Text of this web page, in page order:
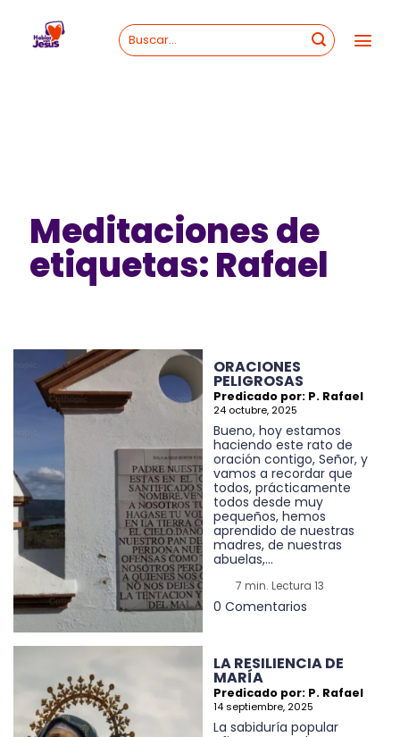
content
Meditaciones de
etiquetas: Rafael
ORACIONES
PELIGROSAS
Predicado por: P. Rafael
24 octubre, 2025
Bueno, hoy estamos
haciendo este rato de
oración contigo, Señor, y
vamos a recordar que
todos, prácticamente
todos desde muy
pequeños, hemos
aprendido de nuestras
madres, de nuestras
abuelas,...
7 min. Lectura 13
0 Comentarios
LA RESILIENCIA DE
MARÍA
Predicado por: P. Rafael
14 septiembre, 2025
La sabiduría popular